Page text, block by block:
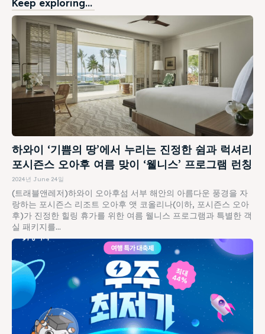
Keep exploring...
하와이 ‘기쁨의 땅’에서 누리는 진정한 쉼과 럭셔리
포시즌스 오아후 여름 맞이 ‘웰니스’ 프로그램 런칭
2024년 June 24일
(트래블앤레저)하와이 오아후섬 서부 해안의 아름다운 풍경을 자
랑하는 포시즌스 리조트 오아후 앳 코올리나(이하, 포시즌스 오아
후)가 진정한 힐링 휴가를 위한 여름 웰니스 프로그램과 특별한 객
실 패키지를...